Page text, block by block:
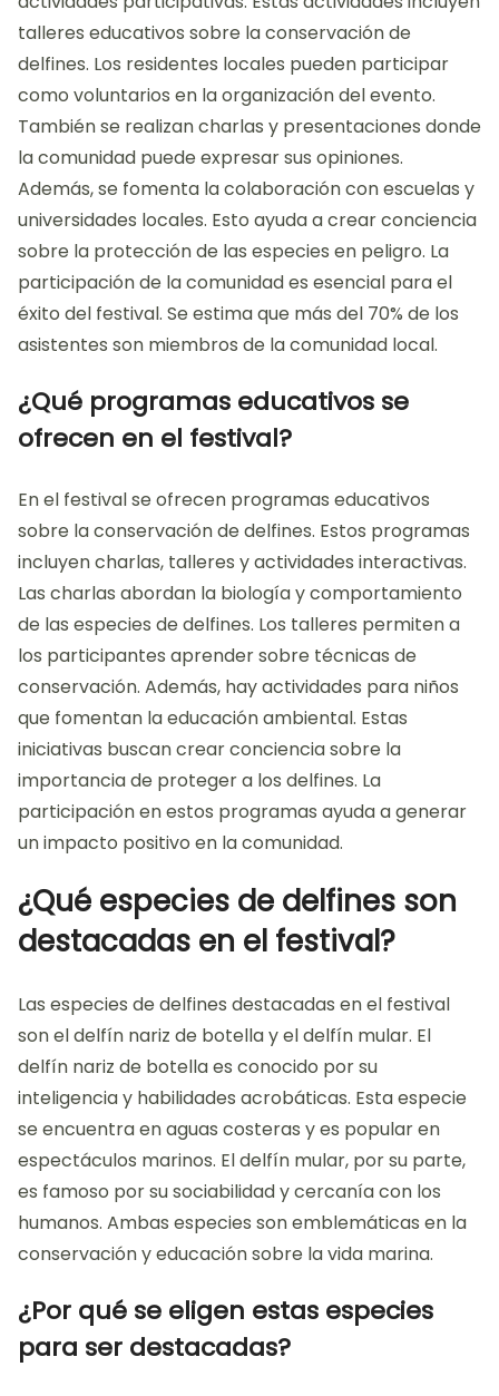
talleres educativos sobre la conservación de
delfines. Los residentes locales pueden participar
como voluntarios en la organización del evento.
También se realizan charlas y presentaciones donde
la comunidad puede expresar sus opiniones.
Además, se fomenta la colaboración con escuelas y
universidades locales. Esto ayuda a crear conciencia
sobre la protección de las especies en peligro. La
participación de la comunidad es esencial para el
éxito del festival. Se estima que más del 70% de los
asistentes son miembros de la comunidad local.
¿Qué programas educativos se
ofrecen en el festival?
En el festival se ofrecen programas educativos
sobre la conservación de delfines. Estos programas
incluyen charlas, talleres y actividades interactivas.
Las charlas abordan la biología y comportamiento
de las especies de delfines. Los talleres permiten a
los participantes aprender sobre técnicas de
conservación. Además, hay actividades para niños
que fomentan la educación ambiental. Estas
iniciativas buscan crear conciencia sobre la
importancia de proteger a los delfines. La
participación en estos programas ayuda a generar
un impacto positivo en la comunidad.
¿Qué especies de delfines son
destacadas en el festival?
Las especies de delfines destacadas en el festival
son el delfín nariz de botella y el delfín mular. El
delfín nariz de botella es conocido por su
inteligencia y habilidades acrobáticas. Esta especie
se encuentra en aguas costeras y es popular en
espectáculos marinos. El delfín mular, por su parte,
es famoso por su sociabilidad y cercanía con los
humanos. Ambas especies son emblemáticas en la
conservación y educación sobre la vida marina.
¿Por qué se eligen estas especies
para ser destacadas?